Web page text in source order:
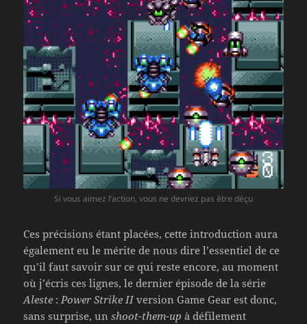
Si vous aimez l’action, vous ne devriez pas être déçu
Ces précisions étant placées, cette introduction aura
également eu le mérite de nous dire l’essentiel de ce
qu’il faut savoir sur ce qui reste encore, au moment
où j’écris ces lignes, le dernier épisode de la série
Aleste :Power Strike IIversion Game Gear est donc,
sans surprise, unshoot-them-up à défilement